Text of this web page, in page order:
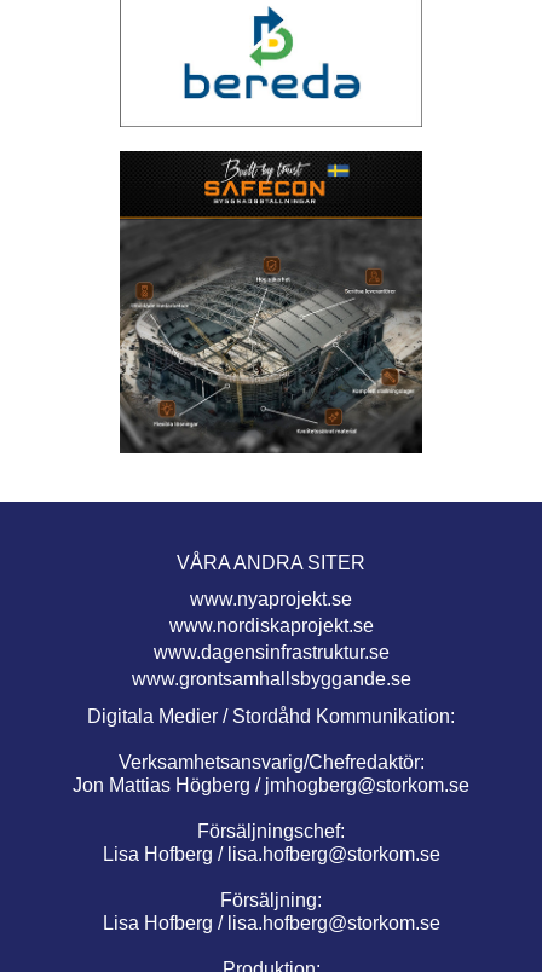
VÅRA ANDRA SITER
www.nyaprojekt.se
www.nordiskaprojekt.se
www.dagensinfrastruktur.se
www.grontsamhallsbyggande.se
Digitala Medier / Stordåhd Kommunikation:
Verksamhetsansvarig/Chefredaktör:
Jon Mattias Högberg / jmhogberg@storkom.se
Försäljningschef:
Lisa Hofberg / lisa.hofberg@storkom.se
Försäljning:
Lisa Hofberg / lisa.hofberg@storkom.se